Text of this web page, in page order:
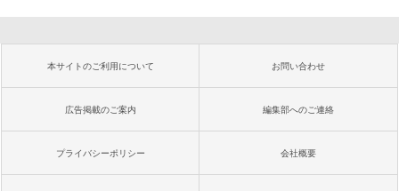
本サイトのご利用について お問い合わせ
広告掲載のご案内 編集部へのご連絡
プライバシーポリシー 会社概要